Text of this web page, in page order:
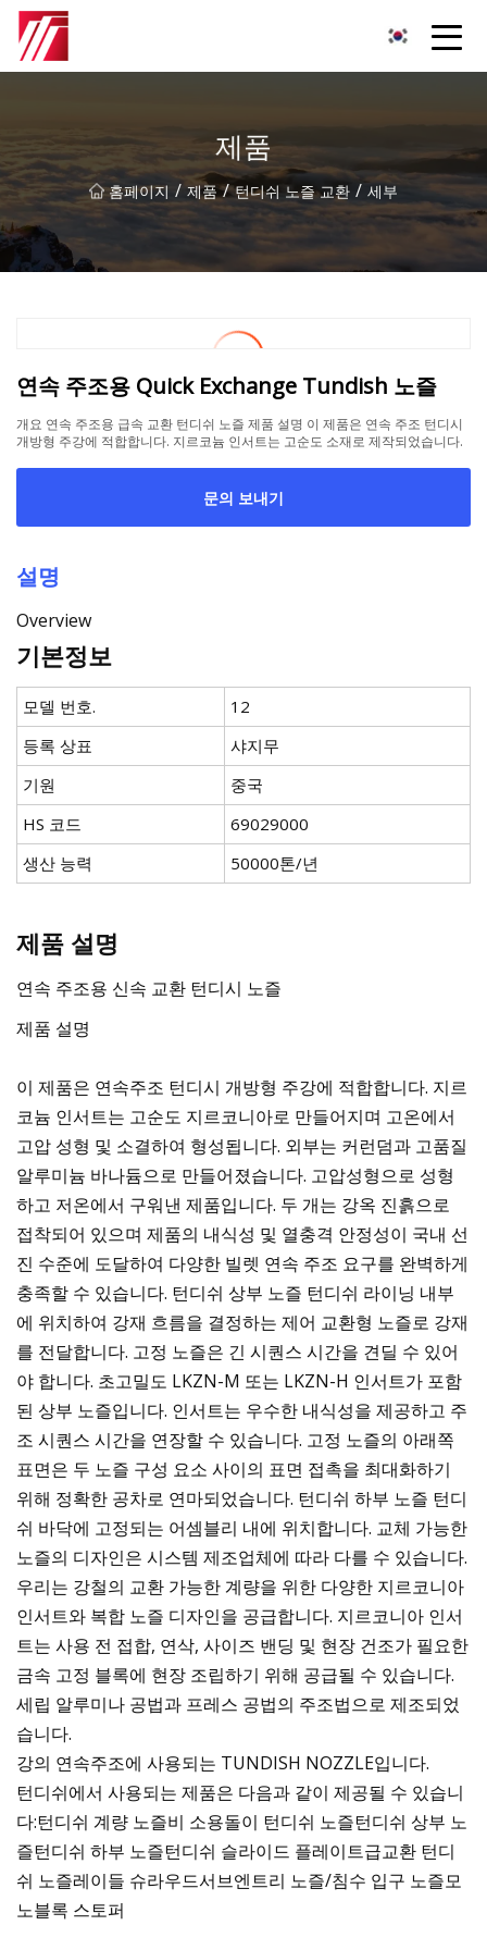
제품
홈페이지 / 제품 / 턴디쉬 노즐 교환 / 세부
연속 주조용 Quick Exchange Tundish 노즐
개요 연속 주조용 급속 교환 턴디쉬 노즐 제품 설명 이 제품은 연속 주조 턴디시
개방형 주강에 적합합니다. 지르코늄 인서트는 고순도 소재로 제작되었습니다.
문의 보내기
설명
Overview
기본정보
모델 번호.
12
등록 상표
샤지무
기원
중국
HS 코드
69029000
생산 능력
50000톤/년
제품 설명
연속 주조용 신속 교환 턴디시 노즐
제품 설명
이 제품은 연속주조 턴디시 개방형 주강에 적합합니다. 지르
코늄 인서트는 고순도 지르코니아로 만들어지며 고온에서
고압 성형 및 소결하여 형성됩니다. 외부는 커런덤과 고품질
알루미늄 바나듐으로 만들어졌습니다. 고압성형으로 성형
하고 저온에서 구워낸 제품입니다. 두 개는 강옥 진흙으로
접착되어 있으며 제품의 내식성 및 열충격 안정성이 국내 선
진 수준에 도달하여 다양한 빌렛 연속 주조 요구를 완벽하게
충족할 수 있습니다. 턴디쉬 상부 노즐 턴디쉬 라이닝 내부
에 위치하여 강재 흐름을 결정하는 제어 교환형 노즐로 강재
를 전달합니다. 고정 노즐은 긴 시퀀스 시간을 견딜 수 있어
야 합니다. 초고밀도 LKZN-M 또는 LKZN-H 인서트가 포함
된 상부 노즐입니다. 인서트는 우수한 내식성을 제공하고 주
조 시퀀스 시간을 연장할 수 있습니다. 고정 노즐의 아래쪽
표면은 두 노즐 구성 요소 사이의 표면 접촉을 최대화하기
위해 정확한 공차로 연마되었습니다. 턴디쉬 하부 노즐 턴디
쉬 바닥에 고정되는 어셈블리 내에 위치합니다. 교체 가능한
노즐의 디자인은 시스템 제조업체에 따라 다를 수 있습니다.
우리는 강철의 교환 가능한 계량을 위한 다양한 지르코니아
인서트와 복합 노즐 디자인을 공급합니다. 지르코니아 인서
트는 사용 전 접합, 연삭, 사이즈 밴딩 및 현장 건조가 필요한
금속 고정 블록에 현장 조립하기 위해 공급될 수 있습니다.
세립 알루미나 공법과 프레스 공법의 주조법으로 제조되었
습니다.
강의 연속주조에 사용되는 TUNDISH NOZZLE입니다.
턴디쉬에서 사용되는 제품은 다음과 같이 제공될 수 있습니
다:턴디쉬 계량 노즐비 소용돌이 턴디쉬 노즐턴디쉬 상부 노
즐턴디쉬 하부 노즐턴디쉬 슬라이드 플레이트급교환 턴디
쉬 노즐레이들 슈라우드서브엔트리 노즐/침수 입구 노즐모
노블록 스토퍼